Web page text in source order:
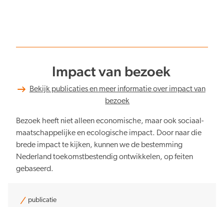
Impact van bezoek
Bekijk publicaties en meer informatie over impact van
bezoek
Bezoek heeft niet alleen economische, maar ook sociaal-
maatschappelijke en ecologische impact. Door naar die
brede impact te kijken, kunnen we de bestemming
Nederland toekomstbestendig ontwikkelen, op feiten
gebaseerd.
publicatie